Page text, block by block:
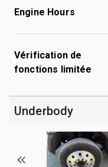
Engine Hours
Vérification de
fonctions limitée
Underbody